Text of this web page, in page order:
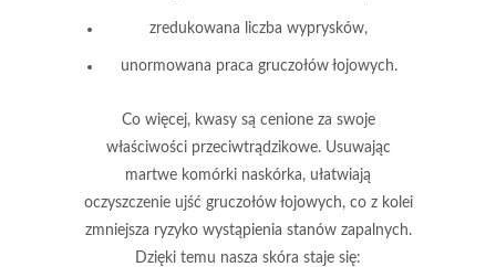
zredukowana liczba wyprysków,
unormowana praca gruczołów łojowych.
Co więcej, kwasy są cenione za swoje
właściwości przeciwtrądzikowe. Usuwając
martwe komórki naskórka, ułatwiają
oczyszczenie ujść gruczołów łojowych, co z kolei
zmniejsza ryzyko wystąpienia stanów zapalnych.
Dzięki temu nasza skóra staje się: